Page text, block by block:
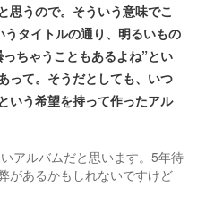
思うので。そういう意味でこ
タイトルの通り、明るいもの
ちゃうこともあるよね”とい
って。そうだとしても、いつ
いう希望を持って作ったアル
アルバムだと思います。5年待
があるかもしれないですけど